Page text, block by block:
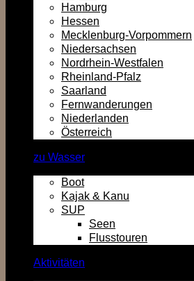
Hamburg
Hessen
Mecklenburg-Vorpommern
Niedersachsen
Nordrhein-Westfalen
Rheinland-Pfalz
Saarland
Fernwanderungen
Niederlanden
Österreich
zu Wasser
Boot
Kajak & Kanu
SUP
Seen
Flusstouren
Aktivitäten